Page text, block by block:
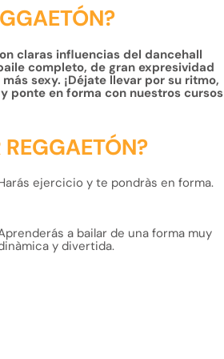
claras influencias del dancehall
completo, de gran expresividad
sexy. ¡Déjate llevar por su ritmo,
ponte en forma con nuestros cursos
ejercicio y te pondràsen forma.
a bailar de una forma muy
ydivertida.